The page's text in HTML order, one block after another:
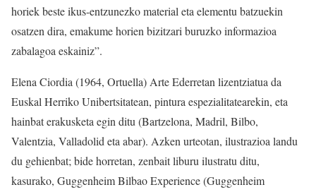
horiek beste ikus-entzunezko material eta elementu batzuekin
osatzen dira, emakume horien bizitzari buruzko informazioa
zabalagoa eskainiz”.
Elena Ciordia (1964, Ortuella) Arte Ederretan lizentziatua da
Euskal Herriko Unibertsitatean, pintura espezialitatearekin, eta
hainbat erakusketa egin ditu (Bartzelona, Madril, Bilbo,
Valentzia, Valladolid eta abar). Azken urteotan, ilustrazioa landu
du gehienbat; bide horretan, zenbait liburu ilustratu ditu,
kasurako, Guggenheim Bilbao Experience (Guggenheim